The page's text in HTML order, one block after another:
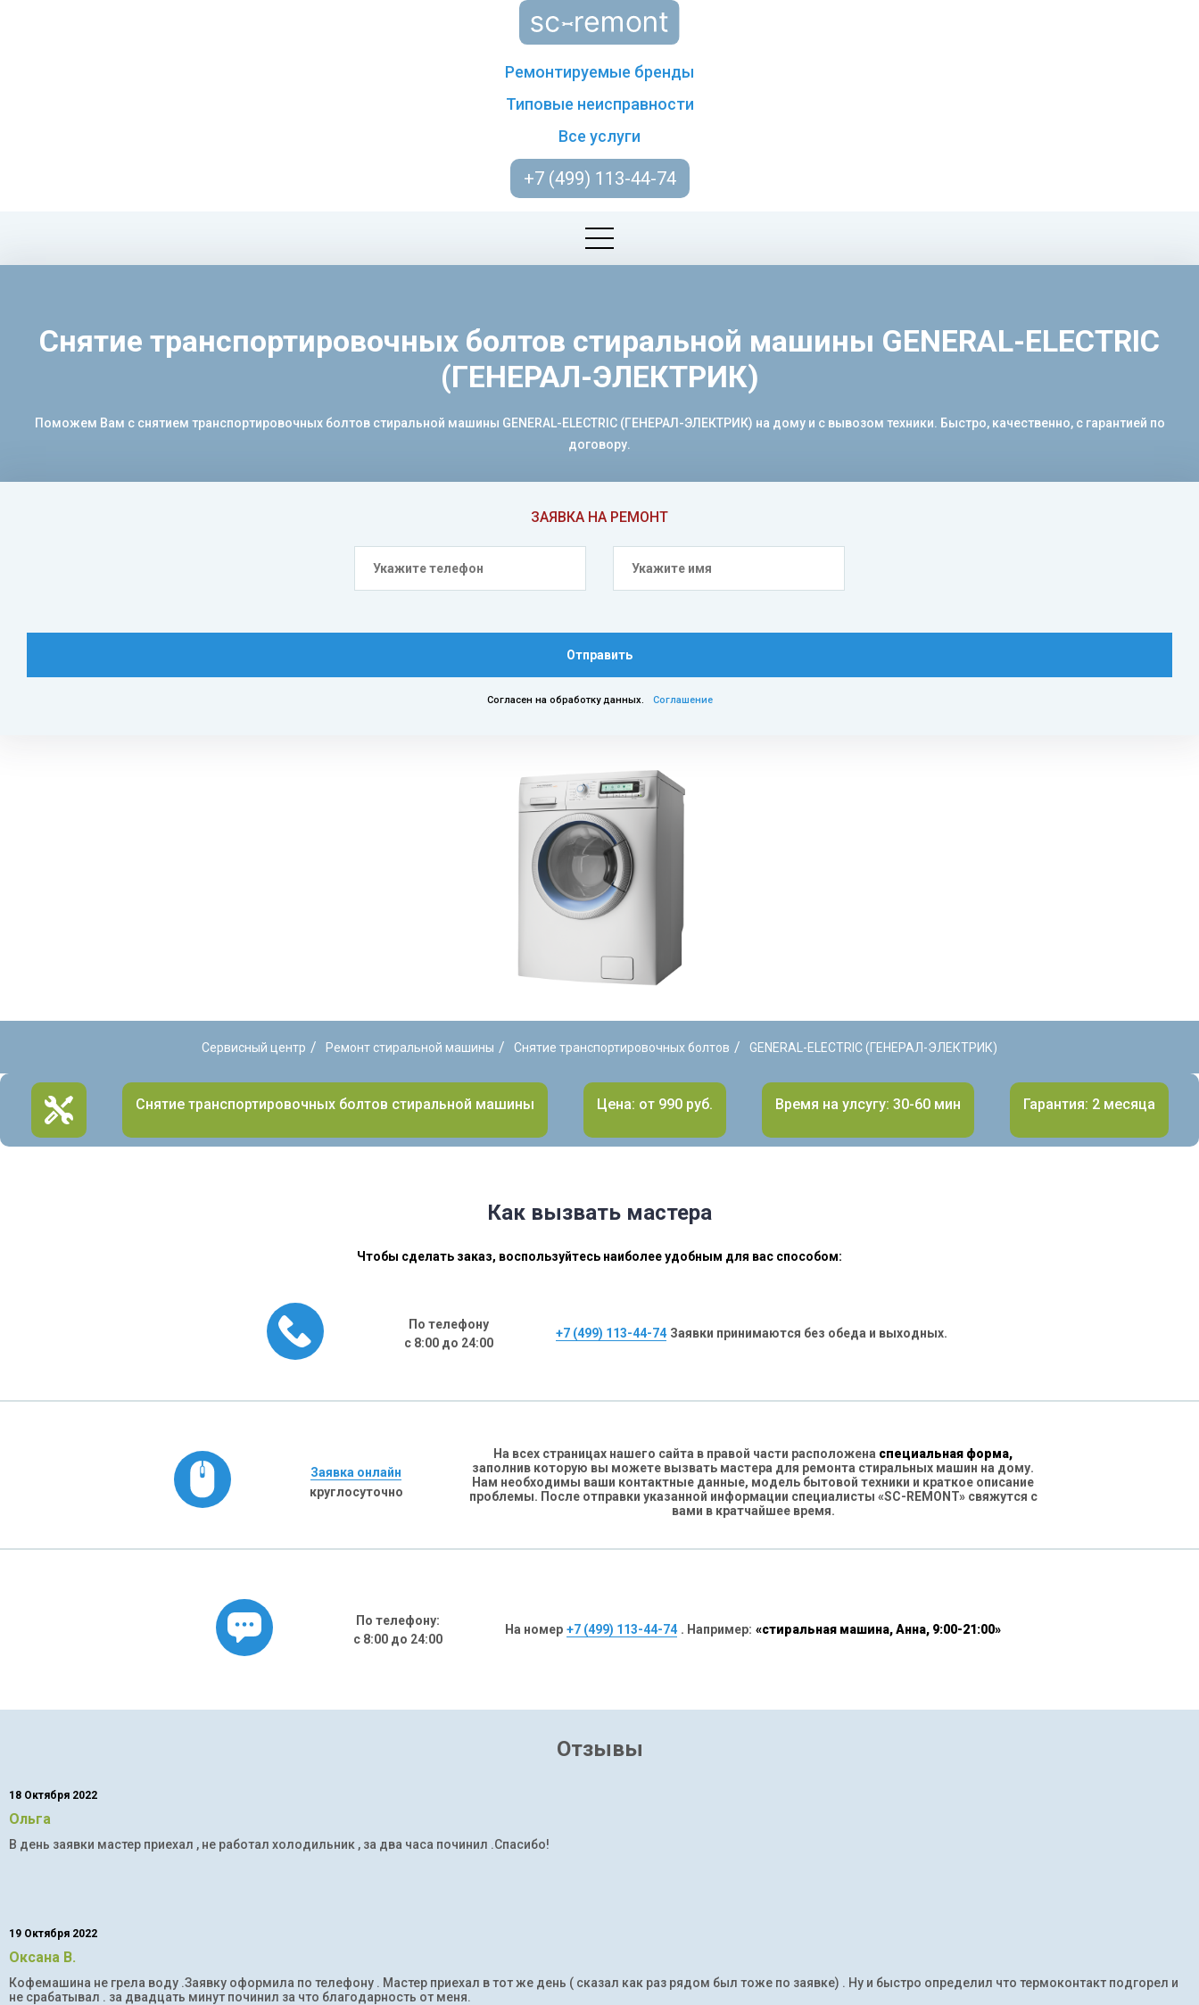
Ремонтируемые бренды
Типовые неисправности
Все услуги
+7 (499) 113-44-74
ЗАЯВКА НА РЕМОНТ
Отправить
Согласен на обработку данных. Соглашение
Снятие транспортировочных болтов стиральной машины GENERAL-ELECTRIC
(ГЕНЕРАЛ-ЭЛЕКТРИК)
Поможем Вам с снятием транспортировочных болтов стиральной машины GENERAL-ELECTRIC (ГЕНЕРАЛ-ЭЛЕКТРИК) на дому и с вывозом техники. Быстро, качественно, с гарантией по
договору.
Сервисный центр / Ремонт стиральной машины / Снятие транспортировочных болтов / GENERAL-ELECTRIC (ГЕНЕРАЛ-ЭЛЕКТРИК)
Снятие транспортировочных болтов стиральной машины Цена: от 990 руб. Время на улсугу: 30-60 мин Гарантия: 2 месяца
Как вызвать мастера
Чтобы сделать заказ, воспользуйтесь наиболее удобным для вас способом:
По телефону
с 8:00 до 24:00
+7 (499) 113-44-74 Заявки принимаются без обеда и выходных.
Заявка онлайн
круглосуточно
На всех страницах нашего сайта в правой части расположена специальная форма,
заполнив которую вы можете вызвать мастера для ремонта стиральных машин на дому.
Нам необходимы ваши контактные данные, модель бытовой техники и краткое описание
проблемы. После отправки указанной информации специалисты «SC-REMONT» свяжутся с
вами в кратчайшее время.
По телефону:
с 8:00 до 24:00
На номер +7 (499) 113-44-74 . Например: «стиральная машина, Анна, 9:00-21:00»
Отзывы
18 Октября 2022
Ольга
В день заявки мастер приехал , не работал холодильник , за два часа починил .Спасибо!
19 Октября 2022
Оксана В.
Кофемашина не грела воду .Заявку оформила по телефону . Мастер приехал в тот же день ( сказал как раз рядом был тоже по заявке) . Ну и быстро определил что термоконтакт подгорел и
не срабатывал . за двадцать минут починил за что благодарность от меня.